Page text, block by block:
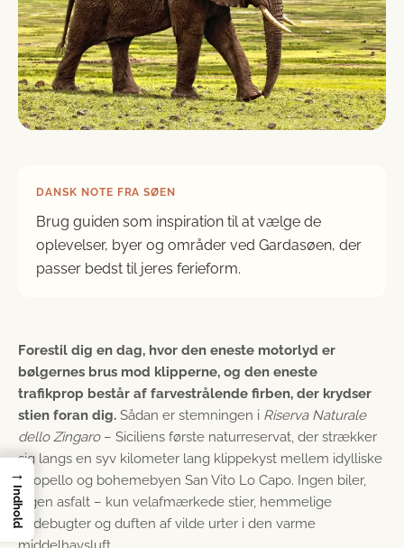
DANSK NOTE FRA SØEN
Brug guiden som inspiration til at vælge de
oplevelser, byer og områder ved Gardasøen, der
passer bedst til jeres ferieform.
Forestil dig en dag, hvor den eneste motorlyd er
bølgernes brus mod klipperne, og den eneste
trafikprop består af farvestrålende firben, der krydser
stien foran dig. Sådan er stemningen i Riserva Naturale
dello Zingaro– Siciliens første naturreservat, der strækker
sig langs en syv kilometer lang klippekyst mellem idylliske
Scopello og bohemebyen San Vito Lo Capo. Ingen biler,
ingen asfalt – kun velafmærkede stier, hemmelige
badebugter og duften af vilde urter i den varme
→
Indhold